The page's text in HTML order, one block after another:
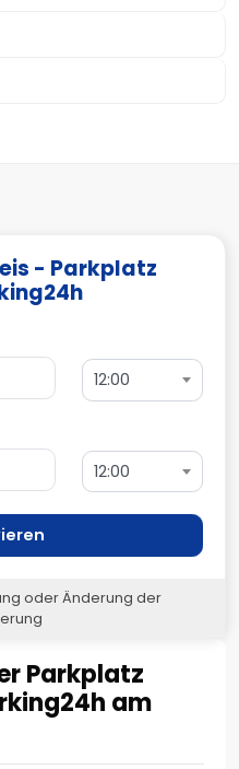
Parkplatz
am
- Parkplatz
12:00
12:00
oder Änderung der